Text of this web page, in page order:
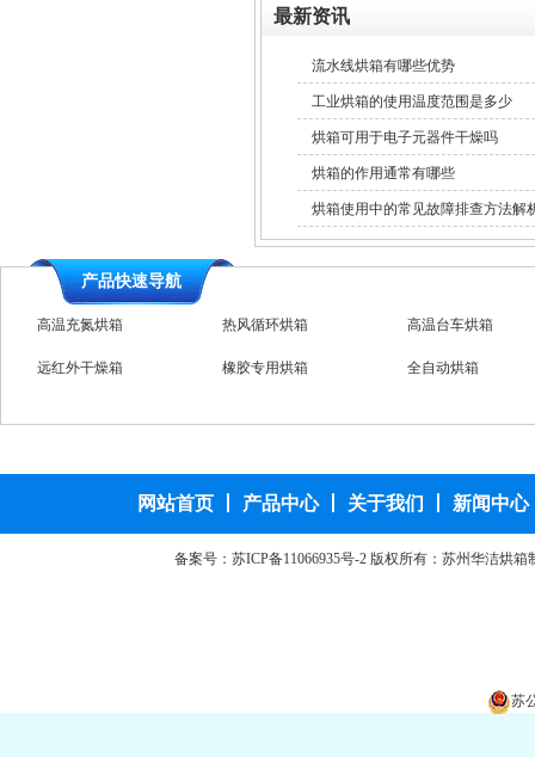
最新资讯
流水线烘箱有哪些优势
工业烘箱的使用温度范围是多少
烘箱可用于电子元器件干燥吗
烘箱的作用通常有哪些
烘箱使用中的常见故障排查方法解
产品快速导航
高温充氮烘箱 热风循环烘箱 高温台车烘箱
远红外干燥箱 橡胶专用烘箱 全自动烘箱
网站首页 产品中心丨 关于我们 新闻中心
备案号： 苏ICP备11066935号-2版权所有：苏州华洁烘箱
苏